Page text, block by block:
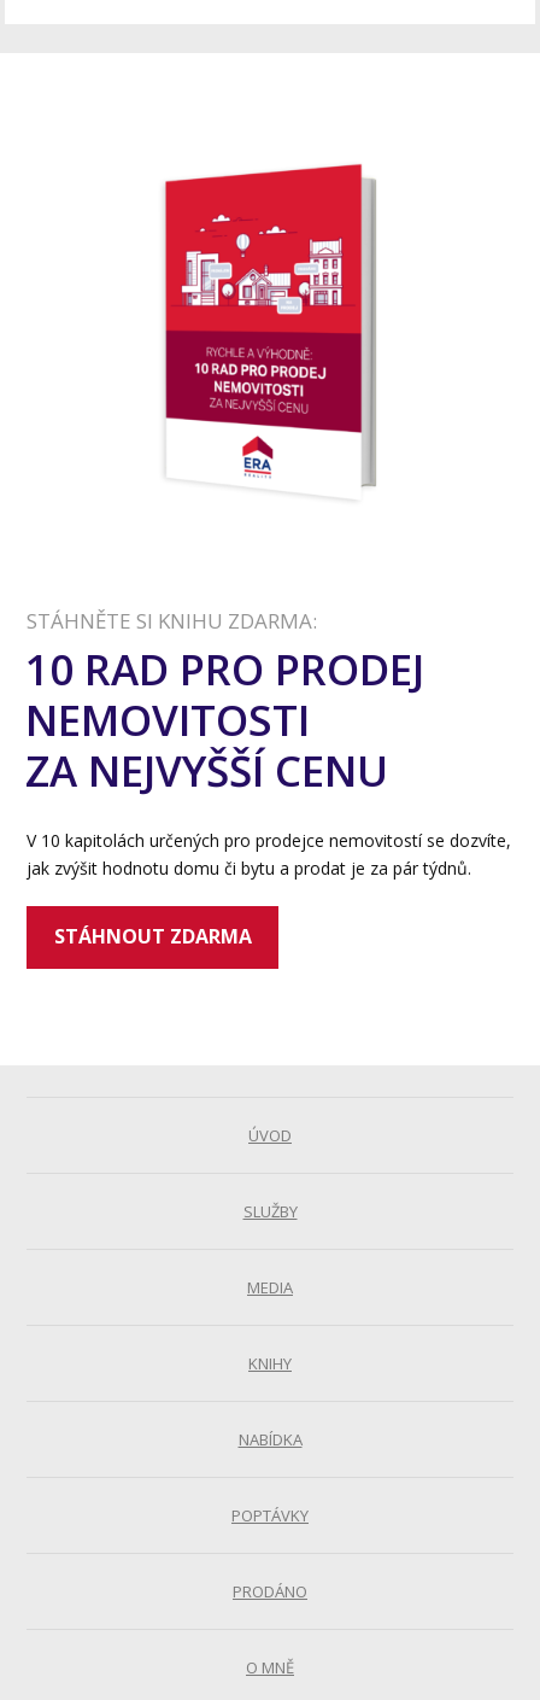
STÁHNĚTE SI KNIHU ZDARMA:
10 RAD PRO PRODEJ
NEMOVITOSTI
ZA NEJVYŠŠÍ CENU
V 10 kapitolách určených pro prodejce nemovitostí se dozvíte,
jak zvýšit hodnotu domu či bytu a prodat je za pár týdnů.
STÁHNOUT ZDARMA
ÚVOD
SLUŽBY
MEDIA
KNIHY
NABÍDKA
POPTÁVKY
PRODÁNO
O MNĚ